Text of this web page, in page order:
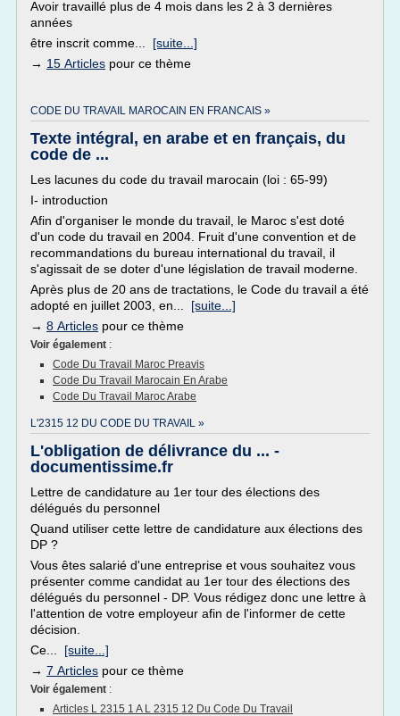
Avoir travaillé plus de 4 mois dans les 2 à 3 dernières
années
être inscrit comme... [suite...]
→ 15 Articles pour ce thème
CODE DU TRAVAIL MAROCAIN EN FRANCAIS »
Texte intégral, en arabe et en français, du
code de ...
Les lacunes du code du travail marocain (loi : 65-99)
I- introduction
Afin d'organiser le monde du travail, le Maroc s'est doté
d'un code du travail en 2004. Fruit d'une convention et de
recommandations du bureau international du travail, il
s'agissait de se doter d'une législation de travail moderne.
Après plus de 20 ans de tractations, le Code du travail a été
adopté en juillet 2003, en... [suite...]
→ 8 Articles pour ce thème
Voir également :
Code Du Travail Maroc Preavis
Code Du Travail Marocain En Arabe
Code Du Travail Maroc Arabe
L'2315 12 DU CODE DU TRAVAIL »
L'obligation de délivrance du ... -
documentissime.fr
Lettre de candidature au 1er tour des élections des
délégués du personnel
Quand utiliser cette lettre de candidature aux élections des
DP ?
Vous êtes salarié d'une entreprise et vous souhaitez vous
présenter comme candidat au 1er tour des élections des
délégués du personnel - DP. Vous rédigez donc une lettre à
l'attention de votre employeur afin de l'informer de cette
décision.
Ce... [suite...]
→ 7 Articles pour ce thème
Voir également :
Articles L 2315 1 A L 2315 12 Du Code Du Travail